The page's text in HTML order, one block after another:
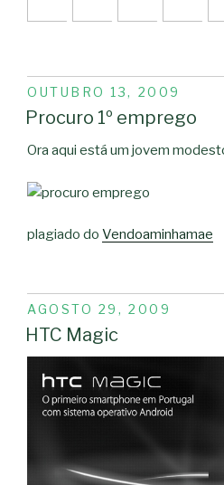
PUBLICADO
EM
OUTUBRO 13, 2009
Procuro 1º emprego
Ora aqui está um jovem
plagiado do Vendoaminhamae
PUBLICADO
EM
AGOSTO 29, 2009
HTC Magic